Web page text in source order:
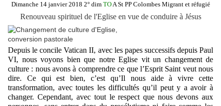
Dimanche 14 janvier 2018 2° dim TOA St PP Colombes Migrant et réfugié
Renouveau spirituel de l'Eglise en vue de conduire à Jésus
Depuis le concile Vatican II, avec les papes successifs depuis Paul
VI, nous voyons bien que notre Eglise vit un changement de
culture : nous avons à comprendre ce que l’Esprit Saint veut nous
dire. Ce qui est bien, c’est qu’Il nous aide à vivre cette
transformation, avec toutes les difficultés qu’il peut y a avoir à
changer. Cependant, avec tout le respect que nous devons aux